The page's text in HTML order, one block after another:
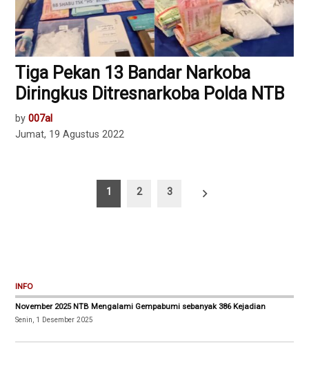
Tiga Pekan 13 Bandar Narkoba
Diringkus Ditresnarkoba Polda NTB
by 007al
Jumat, 19 Agustus 2022
1 2 3
INFO
November 2025 NTB Mengalami Gempabumi sebanyak 386 Kejadian
Senin, 1 Desember 2025